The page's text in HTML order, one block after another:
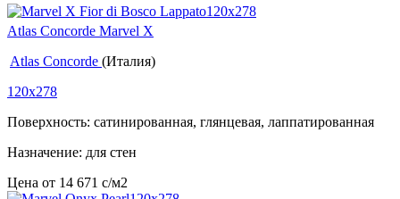
Atlas Concorde Marvel X
Atlas Concorde (Италия)
120x278
Поверхность: сатинированная, глянцевая, лаппатированная
Назначение: для стен
Цена от 14 671 c/м2